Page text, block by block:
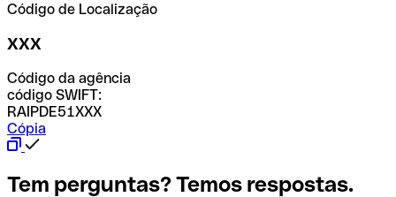
Código de Localização
XXX
Código da agência
código SWIFT:
RAIPDE51XXX
Cópia
Tem perguntas? Temos respostas.